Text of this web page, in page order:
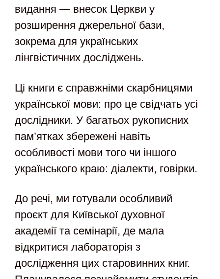
видання — внесок Церкви у
розширення джерельної бази,
зокрема для українських
лінгвістичних досліджень.
Ці книги є справжніми скарбницями
української мови: про це свідчать усі
дослідники. У багатьох рукописних
пам’ятках збережені навіть
особливості мови того чи іншого
українського краю: діалекти, говірки.
До речі, ми готували особливий
проєкт для Київської духовної
академії та семінарії, де мала
відкритися лабораторія з
дослідження цих старовинних книг.